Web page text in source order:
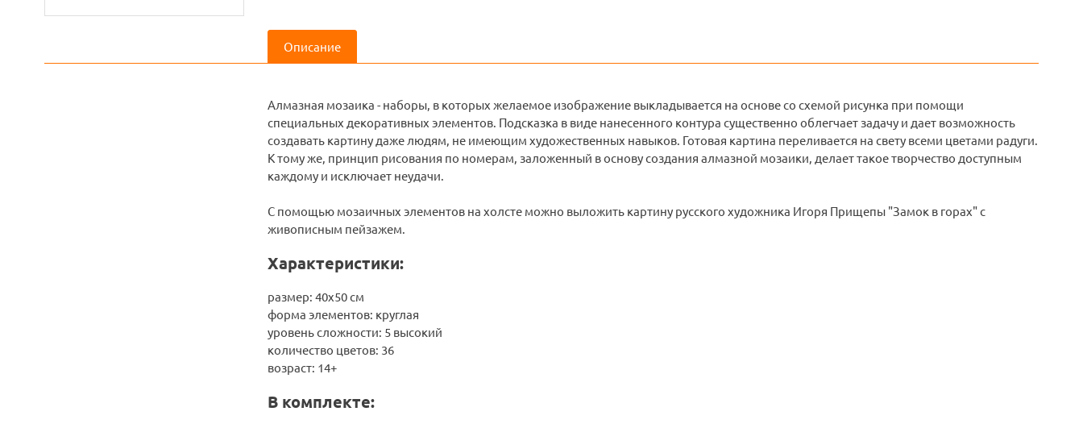
Описание
Алмазная мозаика - наборы, в которых желаемое изображение выкладывается на основе со схемой рисунка при помощи
специальных декоративных элементов. Подсказка в виде нанесенного контура существенно облегчает задачу и дает возможность
создавать картину даже людям, не имеющим художественных навыков. Готовая картина переливается на свету всеми цветами радуги.
К тому же, принцип рисования по номерам, заложенный в основу создания алмазной мозаики, делает такое творчество доступным
каждому и исключает неудачи.
С помощью мозаичных элементов на холсте можно выложить картину русского художника Игоря Прищепы "Замок в горах" с
живописным пейзажем.
Характеристики:
размер: 40х50 см
форма элементов: круглая
уровень сложности: 5 высокий
количество цветов: 36
возраст: 14+
В комплекте: